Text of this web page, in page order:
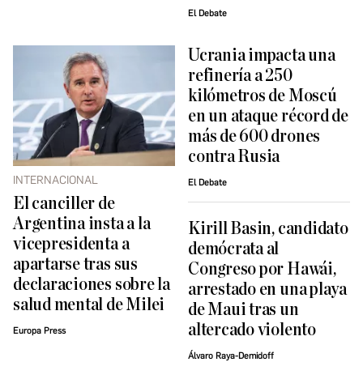
El Debate
INTERNACIONAL
El canciller de
Argentina insta a la
vicepresidenta a
apartarse tras sus
declaraciones sobre la
salud mental de Milei
Europa Press
Ucrania impacta una
refinería a 250
kilómetros de Moscú
en un ataque récord de
más de 600 drones
contra Rusia
El Debate
Kirill Basin, candidato
demócrata al
Congreso por Hawái,
arrestado en una playa
de Maui tras un
altercado violento
Álvaro Raya-Demidoff